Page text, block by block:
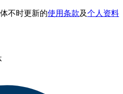
不时更新的使用条款及个人资料